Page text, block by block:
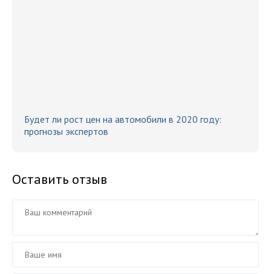
Будет ли рост цен на автомобили в 2020 году:
прогнозы экспертов
Оставить отзыв